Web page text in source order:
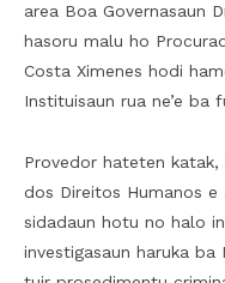
area Boa Governasaun
hasoru malu ho
Costa Ximenes hodi
Instituisaun rua ne’e ba
Provedor hateten katak,
dos Direitos Humanos e
sidadaun hotu no halo
investigasaun haruka